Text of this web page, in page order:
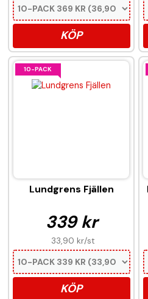
KÖP
10-PACK
Lundgrens Fjällen
339 kr
33,90 kr/st
KÖP